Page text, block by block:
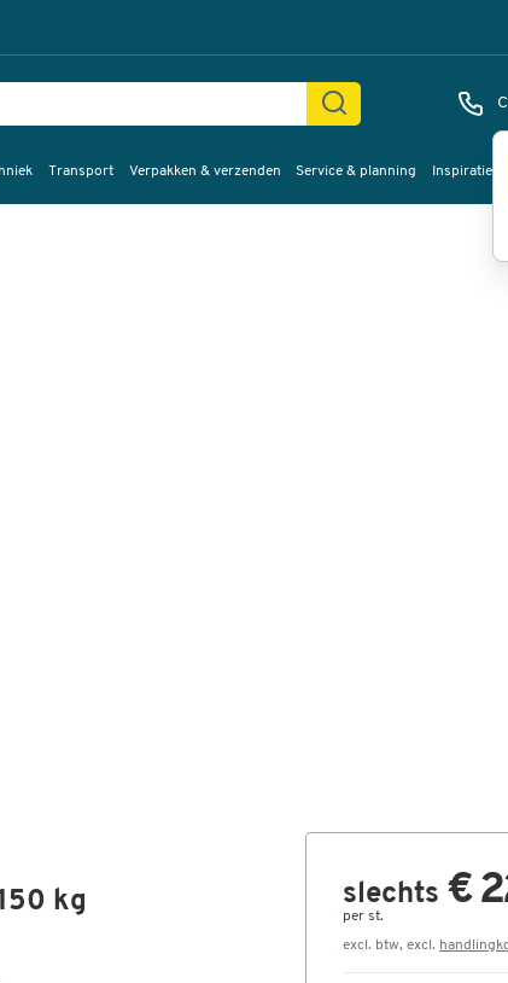
Transport Verpakken & verzenden Service & planning Inspiratie
kg slechts €
per st.
excl. btw, excl.
Afbeeldingen Video's